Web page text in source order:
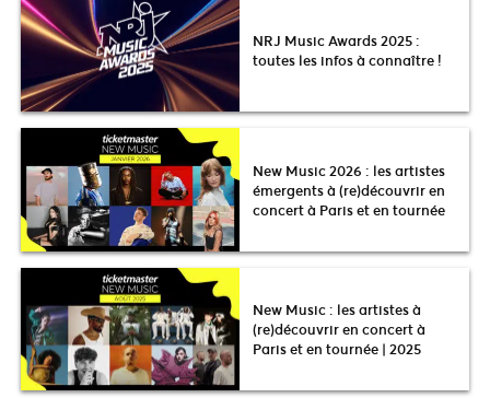
NRJ Music Awards 2025 :
toutes les infos à connaître !
New Music 2026 : les artistes
émergents à (re)découvrir en
concert à Paris et en tournée
New Music : les artistes à
(re)découvrir en concert à
Paris et en tournée | 2025